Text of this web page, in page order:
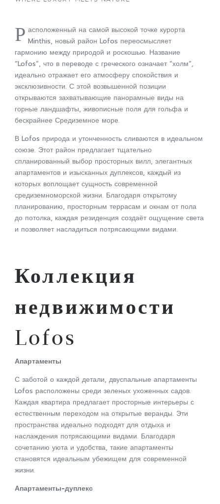
Р асположенный на самой высокой точке курорта
Minthis, новый район Lofos переосмысляет
гармонию между природой и роскошью. Название
“Lofos”, что в переводе с греческого означает “холм”,
идеально отражает его атмосферу спокойствия и
эксклюзивности. С этой возвышенной позиции
открываются захватывающие панорамные виды на
горные ландшафты, живописные поля для гольфа и
бескрайнее Средиземное море.
В Lofos природа и утонченность сливаются в идеальном
союзе. Этот район предлагает тщательно
спланированный выбор просторных вилл, элегантных
апартаментов и изысканных дуплексов, каждый из
которых воплощает сущность современной
средиземноморской жизни. Благодаря открытому
планированию, просторным террасам и окнам от пола
до потолка, каждая резиденция создаёт ощущение света
и позволяет насладиться потрясающими видами.
Коллекция
недвижимости
Lofos
Апартаменты
С заботой о каждой детали, двуспальные апартаменты
Lofos расположены среди зеленых ухоженных садов.
Каждая квартира предлагает просторные интерьеры с
естественным переходом на открытые веранды. Эти
пространства идеально подходят для отдыха и
наслаждения потрясающими видами. Благодаря
сочетанию уюта и удобства, такие апартаменты
становятся идеальным убежищем для современной
жизни.
Апартаменты-дуплекс